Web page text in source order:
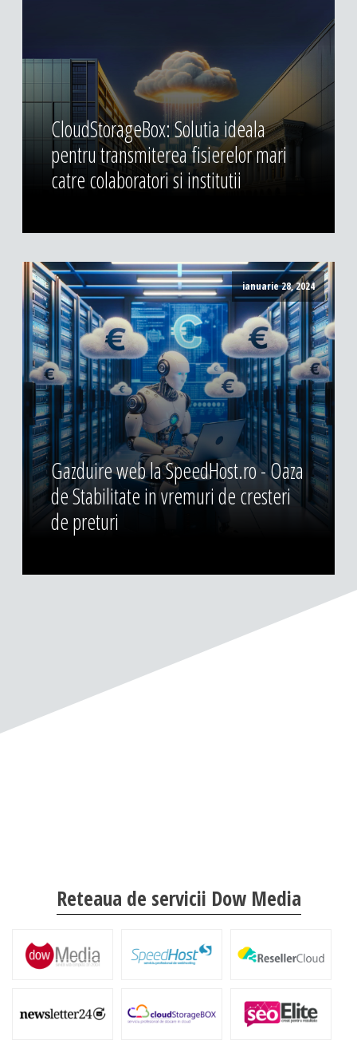
CloudStorageBox: Solutia ideala
pentru transmiterea fisierelor mari
catre colaboratori si institutii
ianuarie 28, 2024
Gazduire web la SpeedHost.ro - Oaza
de Stabilitate in vremuri de cresteri
de preturi
Reteaua de servicii Dow Media